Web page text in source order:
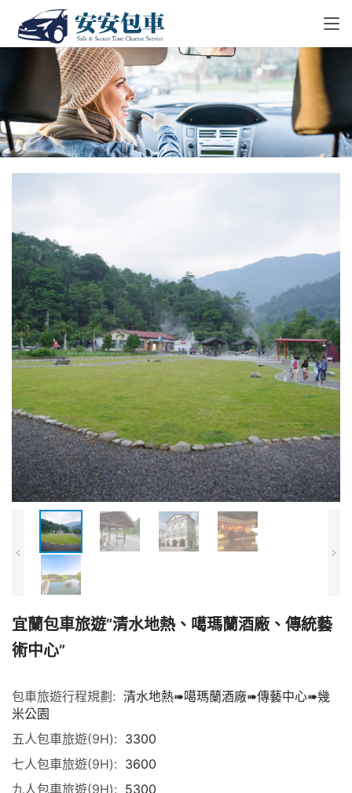
宜蘭包車旅遊”清水地熱、噶瑪蘭酒廠、傳統藝
術中心”
包車旅遊行程規劃: 清水地熱➠噶瑪蘭酒廠➠傳藝中心➠幾
米公園
五人包車旅遊(9H): 3300
七人包車旅遊(9H): 3600
九人包車旅遊(9H): 5300